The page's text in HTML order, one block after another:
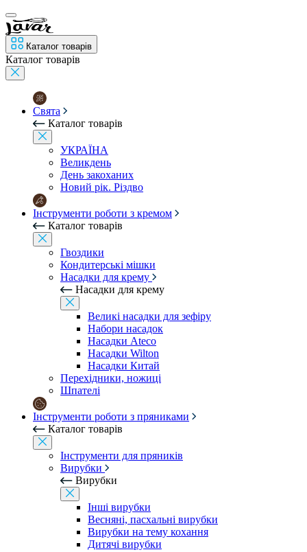
Каталог товарів
Каталог товарів
Свята
Каталог товарів
УКРАЇНА
Великдень
День закоханих
Новий рік. Різдво
Інструменти роботи з кремом
Каталог товарів
Гвоздики
Кондитерські мішки
Насадки для крему
Насадки для крему
Великі насадки для зефіру
Набори насадок
Насадки Ateco
Насадки Wilton
Насадки Китай
Перехідники, ножиці
Шпателі
Інструменти роботи з пряниками
Каталог товарів
Інструменти для пряників
Вирубки
Вирубки
Інші вирубки
Весняні, пасхальні вирубки
Вирубки на тему кохання
Дитячі вирубки